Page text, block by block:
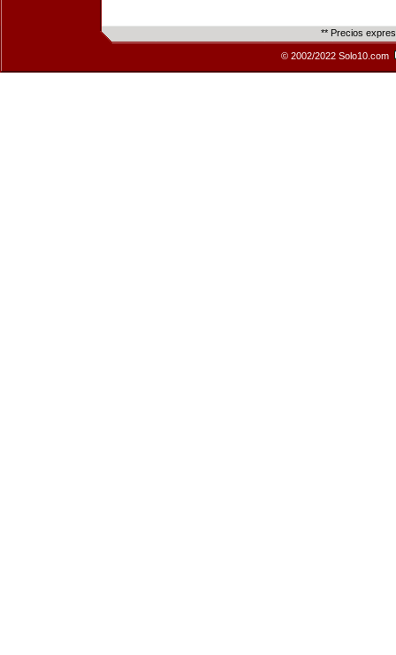
** Precios
© 2002/2022 Solo10.com